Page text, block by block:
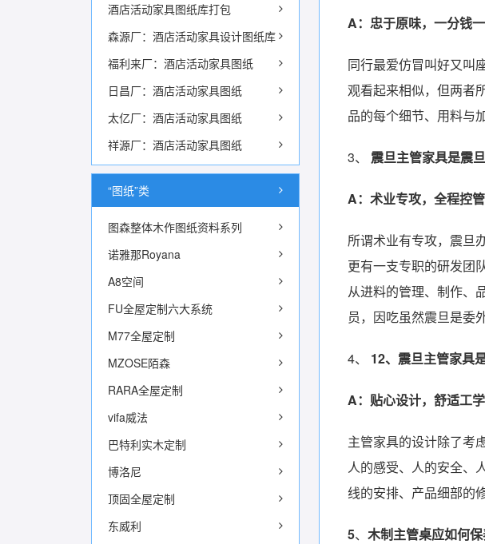
酒店活动家具图纸库打包
森源厂：酒店活动家具设计图纸库
福利来厂：酒店活动家具图纸
日昌厂：酒店活动家具图纸
太亿厂：酒店活动家具图纸
祥源厂：酒店活动家具图纸
“图纸”类
图森整体木作图纸资料系列
诺雅那Royana
A8空间
FU全屋定制六大系统
M77全屋定制
MZOSE陌森
RARA全屋定制
vifa威法
巴特利实木定制
博洛尼
顶固全屋定制
东威利
A：忠于原味，一分钱
同行最爱仿冒叫好又叫
观看起来相似，但两者
品的每个细节、用料与
3、 震旦主管家具是震
A：术业专攻，全程控管
所谓术业有专攻，震旦
更有一支专职的研发团
从进料的管理、制作、
员，因吃虽然震旦是委
4、 12、震旦主管家具
A：贴心设计，舒适工学
主管家具的设计除了考
人的感受、人的安全、
线的安排、产品细部的
5、 木制主管桌应如何保